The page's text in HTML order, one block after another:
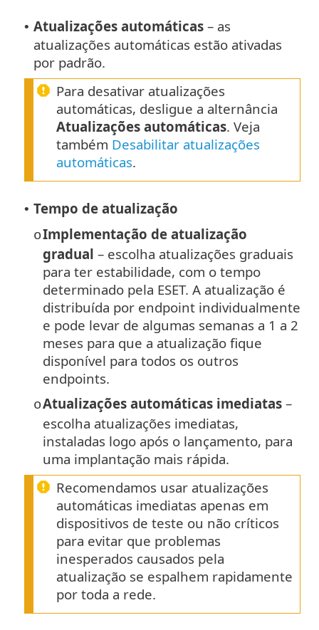
• Atualizações automáticas – as
atualizações automáticas estão ativadas
por padrão.
Para desativar atualizações
automáticas, desligue a alternância
Atualizações automáticas. Veja
também Desabilitar atualizações
automáticas.
• Tempo de atualização
oImplementação de atualização
gradual – escolha atualizações graduais
para ter estabilidade, com o tempo
determinado pela ESET. A atualização é
distribuída por endpoint individualmente
e pode levar de algumas semanas a 1 a 2
meses para que a atualização fique
disponível para todos os outros
endpoints.
oAtualizações automáticas imediatas –
escolha atualizações imediatas,
instaladas logo após o lançamento, para
uma implantação mais rápida.
Recomendamos usar atualizações
automáticas imediatas apenas em
dispositivos de teste ou não críticos
para evitar que problemas
inesperados causados pela
atualização se espalhem rapidamente
por toda a rede.